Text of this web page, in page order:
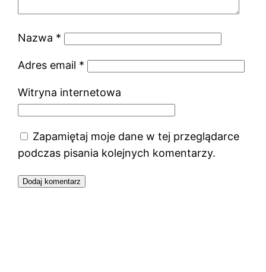
Nazwa *
Adres email *
Witryna internetowa
Zapamiętaj moje dane w tej przeglądarce
podczas pisania kolejnych komentarzy.